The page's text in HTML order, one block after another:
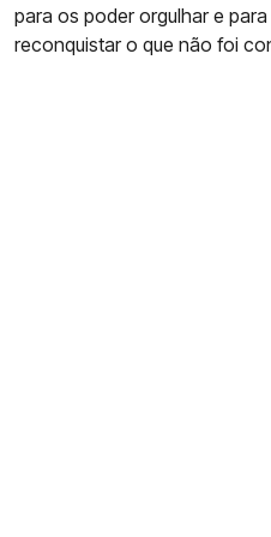
para os poder orgulhar e
reconquistar o que não foi